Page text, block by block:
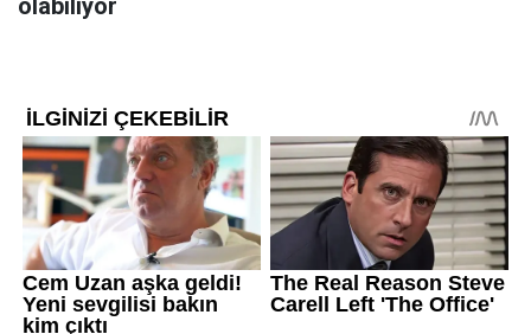
olabiliyor